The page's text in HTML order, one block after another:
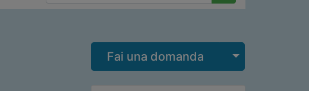
Fai una domanda Seleziona